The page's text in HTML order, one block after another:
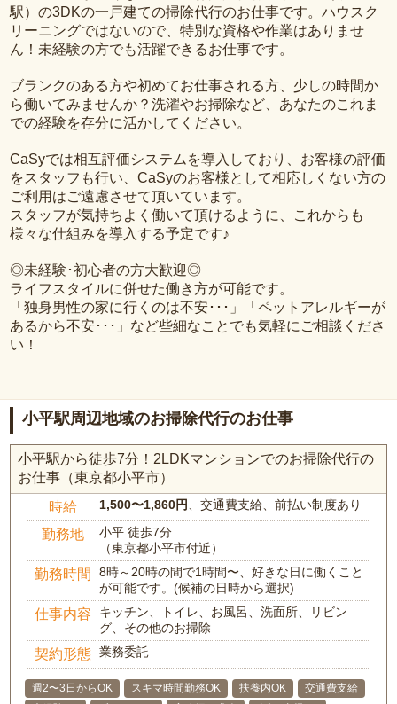
駅）の3DKの一戸建ての掃除代行のお仕事です。ハウスク
リーニングではないので、特別な資格や作業はありませ
ん！未経験の方でも活躍できるお仕事です。
ブランクのある方や初めてお仕事される方、少しの時間か
ら働いてみませんか？洗濯やお掃除など、あなたのこれま
での経験を存分に活かしてください。
CaSyでは相互評価システムを導入しており、お客様の評価
をスタッフも行い、CaSyのお客様として相応しくない方の
ご利用はご遠慮させて頂いています。
スタッフが気持ちよく働いて頂けるように、これからも
様々な仕組みを導入する予定です♪
◎未経験･初心者の方大歓迎◎
ライフスタイルに併せた働き方が可能です。
「独身男性の家に行くのは不安･･･」「ペットアレルギーが
あるから不安･･･」など些細なことでも気軽にご相談くださ
い！
小平駅周辺地域のお掃除代行のお仕事
小平駅から徒歩7分！2LDKマンションでのお掃除代行の
お仕事（東京都小平市）
時給 1,500〜1,860円、交通費支給、前払い制度あり
勤務地
小平 徒歩7分
（東京都小平市付近）
勤務時間
8時～20時の間で1時間〜、好きな日に働くこと
が可能です。(候補の日時から選択)
仕事内容
キッチン、トイレ、お風呂、洗面所、リビン
グ、その他のお掃除
契約形態 業務委託
週2〜3日からOK スキマ時間勤務OK 扶養内OK
交通費支給